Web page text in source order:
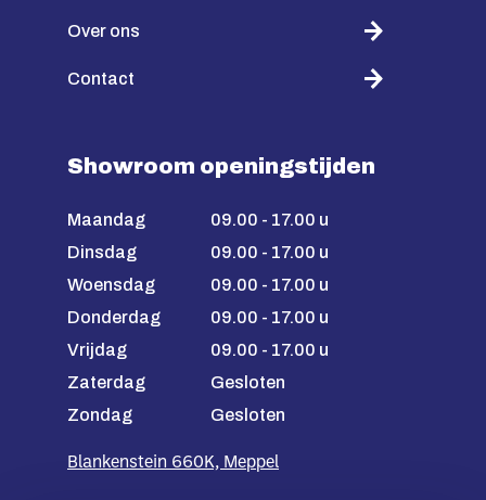
Over ons
Contact
Showroom openingstijden
Maandag
09.00 - 17.00 u
Dinsdag
09.00 - 17.00 u
Woensdag
09.00 - 17.00 u
Donderdag
09.00 - 17.00 u
Vrijdag
09.00 - 17.00 u
Zaterdag
Gesloten
Zondag
Gesloten
Blankenstein 660K, Meppel